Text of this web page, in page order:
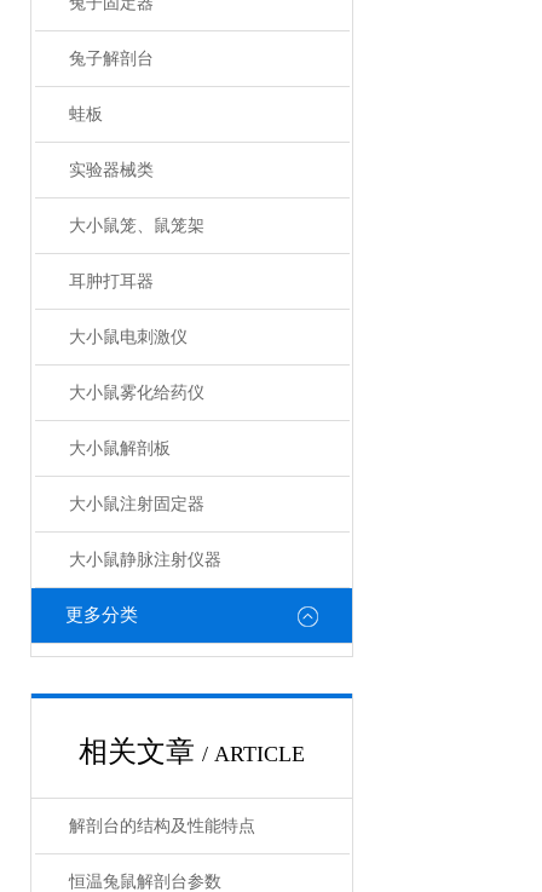
兔子解剖台
蛙板
实验器械类
大小鼠笼、鼠笼架
耳肿打耳器
大小鼠电刺激仪
大小鼠雾化给药仪
大小鼠解剖板
大小鼠注射固定器
大小鼠静脉注射仪器
更多分类
相关文章 / ARTICLE
解剖台的结构及性能特点
恒温兔鼠解剖台参数